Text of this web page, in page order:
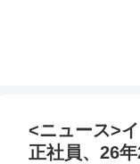
<ニュース>
正社員、26